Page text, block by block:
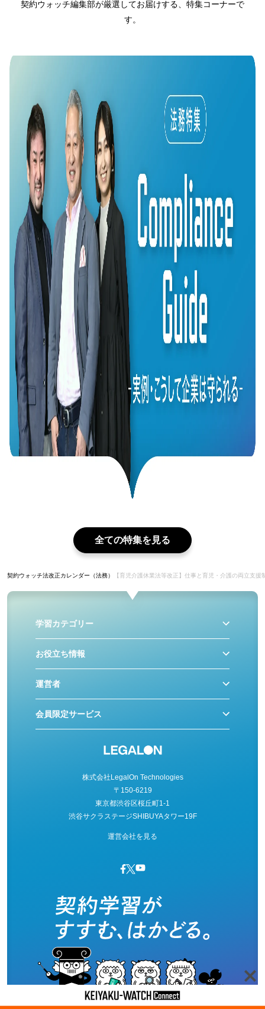
契約ウォッチ編集部が厳選してお届けする、特集コーナーで
す。
全ての特集を見る
契約ウォッチ法改正カレンダー（法務） 【育児介護休業法等改正】仕事と育児・介護の両立支援
学習カテゴリー
お役立ち情報
運営者
会員限定サービス
株式会社LegalOn Technologies
〒150-6219
東京都渋谷区桜丘町1-1
渋谷サクラステージSHIBUYAタワー19F
運営会社を見る